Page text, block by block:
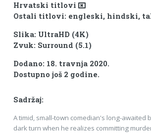
Hrvatski titlovi
Ostali titlovi: engleski, hindski,
Slika: UltraHD (4K)
Zvuk: Surround (5.1)
Dodano: 18. travnja 2020.
Dostupno još 2 godine.
Sadržaj:
A timid, small-town comedian's long-awaited
dark turn when he realizes committing